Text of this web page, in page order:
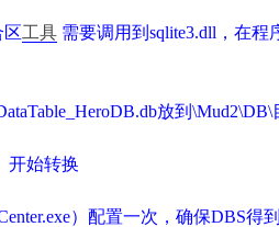
区工具 需要调用到sqlite3.dll，在程
放到
开始转换
）配置一次，确保DBS得